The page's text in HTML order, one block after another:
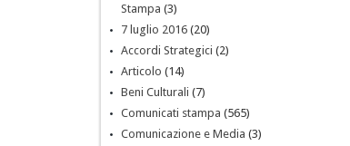
Stampa (3)
7 luglio 2016(20)
Accordi Strategici (2)
Articolo (14)
Beni Culturali (7)
Comunicati stampa (565)
Comunicazione e Media (3)